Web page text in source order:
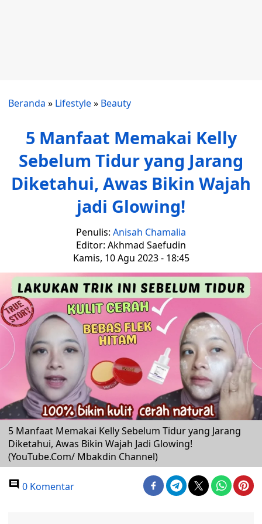
Beranda » Lifestyle» Beauty
5 Manfaat Memakai Kelly
Sebelum Tidur yang Jarang
Diketahui, Awas Bikin Wajah
jadi Glowing!
Penulis: Anisah Chamalia
Editor: Akhmad Saefudin
Kamis, 10 Agu 2023 - 18:45
5 Manfaat Memakai Kelly Sebelum Tidur yang Jarang
Diketahui, Awas Bikin Wajah Jadi Glowing!
(YouTube.Com/ Mbakdin Channel)
0 Komentar